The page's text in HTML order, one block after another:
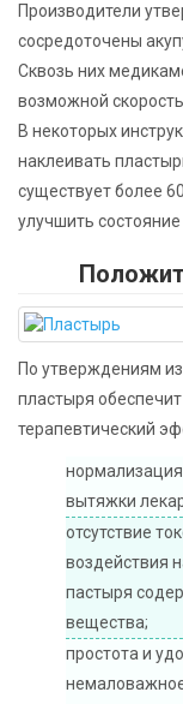
Производители
сосредоточены
Сквозь них
возможной
В некоторых
наклеивать
существует более
улучшить состояние
По утверждениям
пластыря
терапевтический
вытяжки
отсутствие
воздействия
пастыря
вещества;
простота и